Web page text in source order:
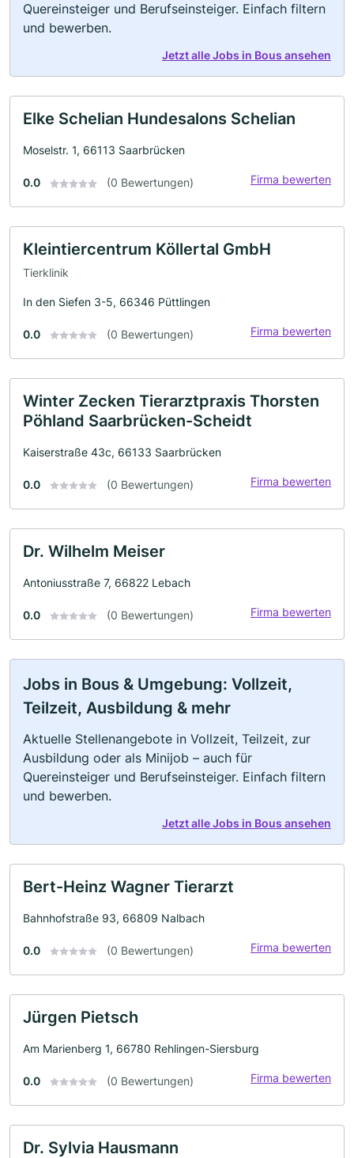
Quereinsteiger und Berufseinsteiger. Einfach filtern
und bewerben.
Jetzt alle Jobs in Bous ansehen
Elke Schelian Hundesalons Schelian
Moselstr. 1, 66113 Saarbrücken
0.0 (0 Bewertungen) Firma bewerten
Kleintiercentrum Köllertal GmbH
Tierklinik
In den Siefen 3-5, 66346 Püttlingen
0.0 (0 Bewertungen) Firma bewerten
Winter Zecken Tierarztpraxis Thorsten
Pöhland Saarbrücken-Scheidt
Kaiserstraße 43c, 66133 Saarbrücken
0.0 (0 Bewertungen) Firma bewerten
Dr. Wilhelm Meiser
Antoniusstraße 7, 66822 Lebach
0.0 (0 Bewertungen) Firma bewerten
Jobs in Bous & Umgebung: Vollzeit,
Teilzeit, Ausbildung & mehr
Aktuelle Stellenangebote in Vollzeit, Teilzeit, zur
Ausbildung oder als Minijob – auch für
Quereinsteiger und Berufseinsteiger. Einfach filtern
und bewerben.
Jetzt alle Jobs in Bous ansehen
Bert-Heinz Wagner Tierarzt
Bahnhofstraße 93, 66809 Nalbach
0.0 (0 Bewertungen) Firma bewerten
Jürgen Pietsch
Am Marienberg 1, 66780 Rehlingen-Siersburg
0.0 (0 Bewertungen) Firma bewerten
Dr. Sylvia Hausmann